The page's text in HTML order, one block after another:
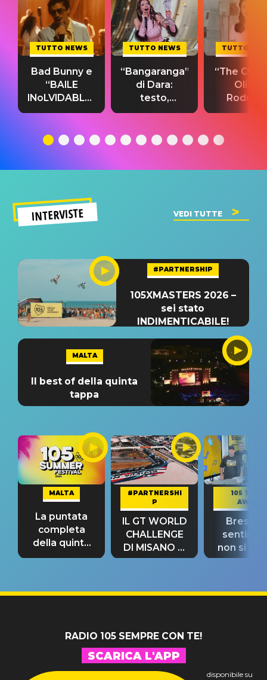
TUTTO NEWS
Bad Bunny e
“BAILE
INoLVIDABLE”:
testo,
significato
TUTTO NEWS
“Bangaranga”
di Dara:
testo,
traduzione e
del singolo
TUTTO
“The
Olivia
testo,
INTERVISTE VEDI TUTTE
#PARTNERSHIP
105XMASTERS 2026 –
sei stato
INDIMENTICABILE!
MALTA
Il best of della quinta
tappa
MALTA
La puntata
completa
della quinta
tappa
#PARTNERSHI
P
IL GT WORLD
CHALLENGE
DI MISANO si
riconferma
105 TAKE
AWAY
Bresh:
non si
fino alla
RADIO 105 SEMPRE CON TE!
SCARICA L'APP
disponibile su